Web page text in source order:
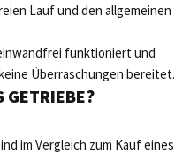
Lauf und den allgemeinen
funktioniert und
Überraschungen bereitet.
GETRIEBE?
im Vergleich zum Kauf eines